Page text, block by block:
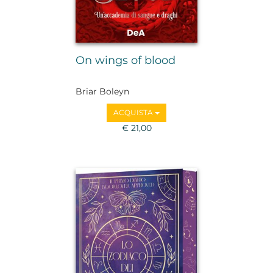
On wings of blood
Briar Boleyn
ACQUISTA
€ 21,00